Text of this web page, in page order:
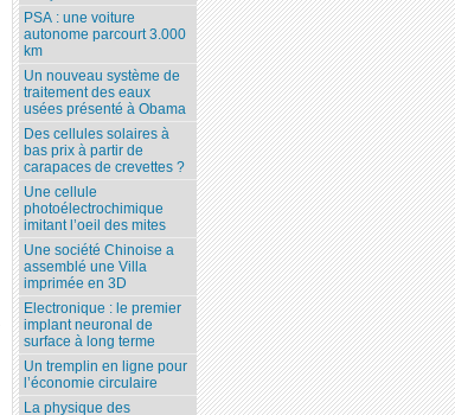
PSA : une voiture
autonome parcourt 3.000
km
Un nouveau système de
traitement des eaux
usées présenté à Obama
Des cellules solaires à
bas prix à partir de
carapaces de crevettes ?
Une cellule
photoélectrochimique
imitant l’oeil des mites
Une société Chinoise a
assemblé une Villa
imprimée en 3D
Electronique : le premier
implant neuronal de
surface à long terme
Un tremplin en ligne pour
l’économie circulaire
La physique des